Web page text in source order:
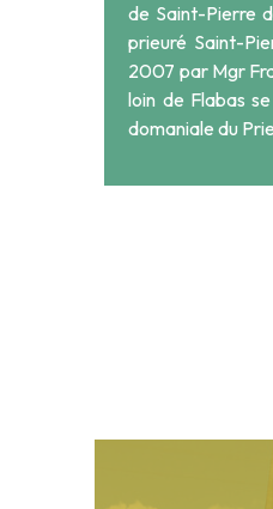
de Saint-Pierre
prieuré Saint-
2007 par Mgr
loin de Flabas
domaniale du